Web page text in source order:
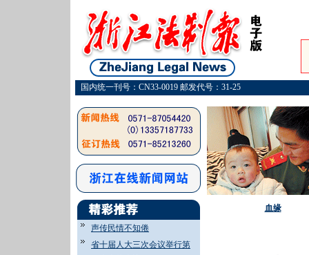
国内统一刊号：CN33-0019 邮发代号：31-25
声传民情不知倦
省十届人大三次会议举行第
血缘